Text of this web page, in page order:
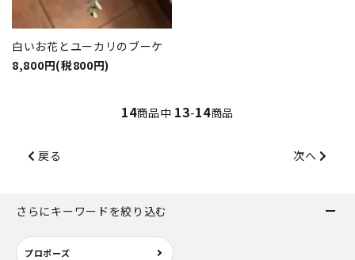
白いお花とユーカリのブーケ
8,800円(税800円)
14商品中 13-14商品
戻る 次へ
さらにキーワードを絞り込む
プロポーズ